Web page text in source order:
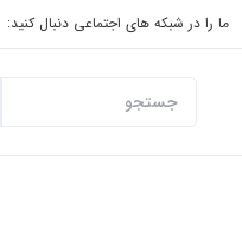
ما را در شبکه های اجتماعی دنبال کنید: